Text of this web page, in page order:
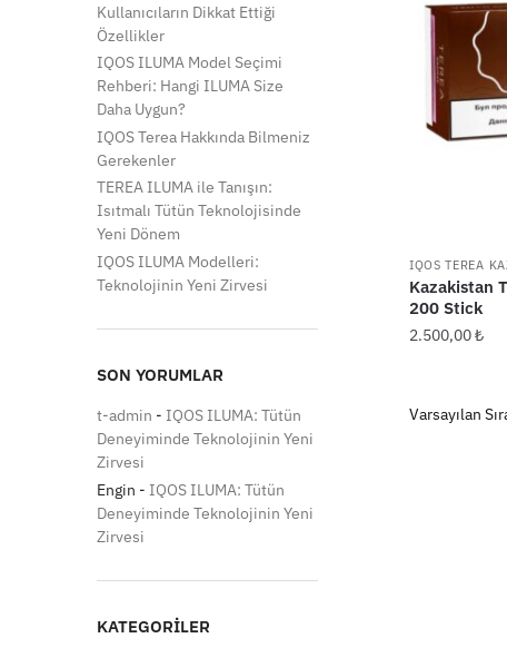
IQOS TEREA
Kazakistan
200 Stick
2.500,00₺
Kullanıcıların Dikkat Ettiği
Özellikler
IQOS ILUMA Model Seçimi
Rehberi: Hangi ILUMA Size
Daha Uygun?
IQOS Terea Hakkında Bilmeniz
Gerekenler
TEREA ILUMA ile Tanışın:
Isıtmalı Tütün Teknolojisinde
Yeni Dönem
IQOS ILUMA Modelleri:
Teknolojinin Yeni Zirvesi
SON YORUMLAR
t-admin - IQOS ILUMA: Tütün
Deneyiminde Teknolojinin Yeni
Zirvesi
Engin - IQOS ILUMA: Tütün
Deneyiminde Teknolojinin Yeni
Zirvesi
KATEGORILER